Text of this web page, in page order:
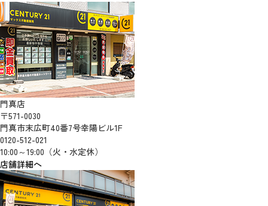
門真店
〒571-0030
門真市末広町40番7号幸陽ビル1F
0120-512-021
10:00～19:00（火・水定休）
店舗詳細へ